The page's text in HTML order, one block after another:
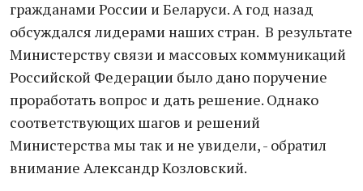
гражданами России и Беларуси. А год назад
обсуждался лидерами наших стран. В результате
Министерству связи и массовых коммуникаций
Российской Федерации было дано поручение
проработать вопрос и дать решение. Однако
соответствующих шагов и решений
Министерства мы так и не увидели, - обратил
внимание Александр Козловский.